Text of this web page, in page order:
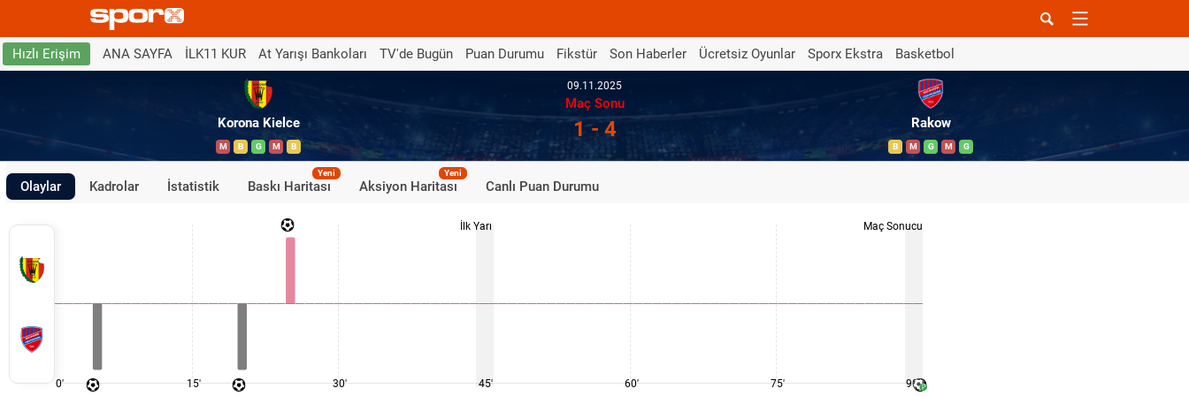
Hızlı Erişim ANA SAYFA İLK11 KUR At Yarışı Bankoları TV'de Bugün Puan Durumu Fikstür Son Haberler Ücretsiz Oyunlar Sporx Ekstra Basketbol
Korona Kielce
M B G M B
09.11.2025
Maç Sonu
1 - 4 Rakow
B M G M G
Olaylar Kadrolar İstatistik Baskı Haritası
Yeni
Aksiyon Haritası
Yeni
Canlı Puan Durumu
0' 15' 30'
İlk Yarı
45' 60' 75'
Maç Sonucu
90 '